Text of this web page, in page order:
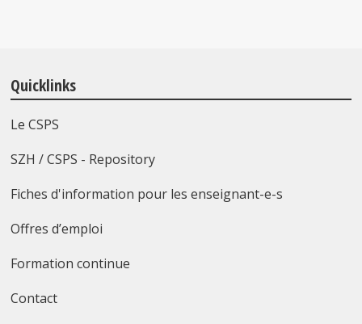
Quicklinks
Le CSPS
SZH / CSPS - Repository
Fiches d'information pour les enseignant-e-s
Offres d’emploi
Formation continue
Contact